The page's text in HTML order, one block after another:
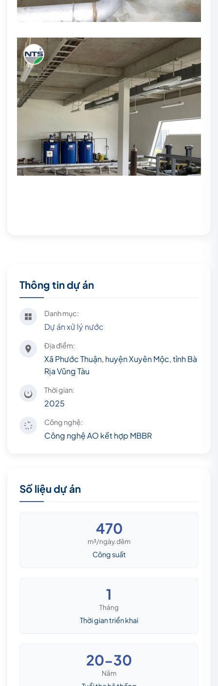
Thông tin dự án
Danh mục:
Dự án xử lý nước
Địa điểm:
Xã Phước Thuận, huyện Xuyên Mộc, tỉnh Bà
Rịa Vũng Tàu
Thời gian:
2025
Công nghệ:
Công nghệ AO kết hợp MBBR
Số liệu dự án
470
m³/ngày.đêm
Công suất
1
Tháng
Thời gian triển khai
20-30
Năm